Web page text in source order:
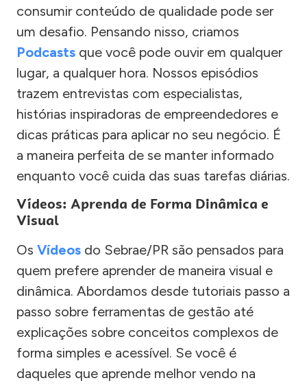
consumir conteúdo de qualidade pode ser
um desafio. Pensando nisso, criamos
Podcasts que você pode ouvir em qualquer
lugar, a qualquer hora. Nossos episódios
trazem entrevistas com especialistas,
histórias inspiradoras de empreendedores e
dicas práticas para aplicar no seu negócio. É
a maneira perfeita de se manter informado
enquanto você cuida das suas tarefas diárias.
Vídeos: Aprenda de Forma Dinâmica e
Visual
Os Vídeos do Sebrae/PR são pensados para
quem prefere aprender de maneira visual e
dinâmica. Abordamos desde tutoriais passo a
passo sobre ferramentas de gestão até
explicações sobre conceitos complexos de
forma simples e acessível. Se você é
daqueles que aprende melhor vendo na